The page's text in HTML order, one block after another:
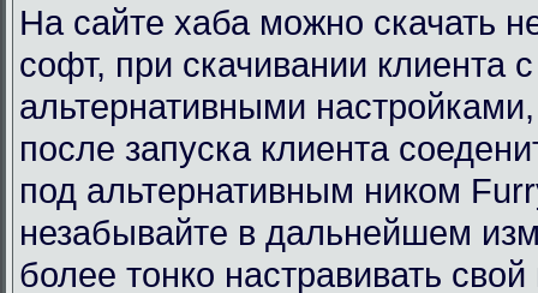
На сайте хаба можно скачать
софт, при скачивании клиента с
альтернативными
после запуска клиента
под альтернативным ником
незабывайте в дальнейшем
более тонко настравивать свой